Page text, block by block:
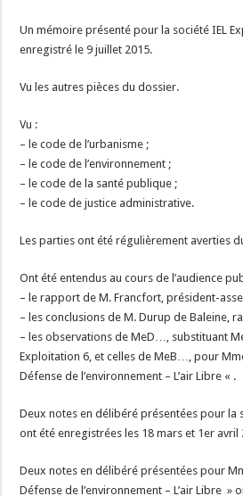
Un mémoire présenté pour la société IEL
enregistré le 9 juillet 2015.
Vu les autres pièces du dossier.
Vu :
– le code de l’urbanisme ;
– le code de l’environnement ;
– le code de la santé publique ;
– le code de justice administrative.
Les parties ont été régulièrement averties
Ont été entendus au cours de l’audience
– le rapport de M. Francfort, président-
– les conclusions de M. Durup de Baleine,
– les observations de MeD…, substituant
Exploitation 6, et celles de MeB…, pour
Défense de l’environnement – L’air Libre « .
Deux notes en délibéré présentées pour la
ont été enregistrées les 18 mars et 1er avril
Deux notes en délibéré présentées pour
Défense de l’environnement – L’air Libre »